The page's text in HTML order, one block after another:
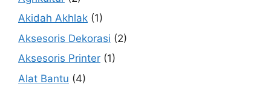
Akidah Akhlak (1)
Aksesoris Dekorasi (2)
Aksesoris Printer (1)
Alat Bantu (4)